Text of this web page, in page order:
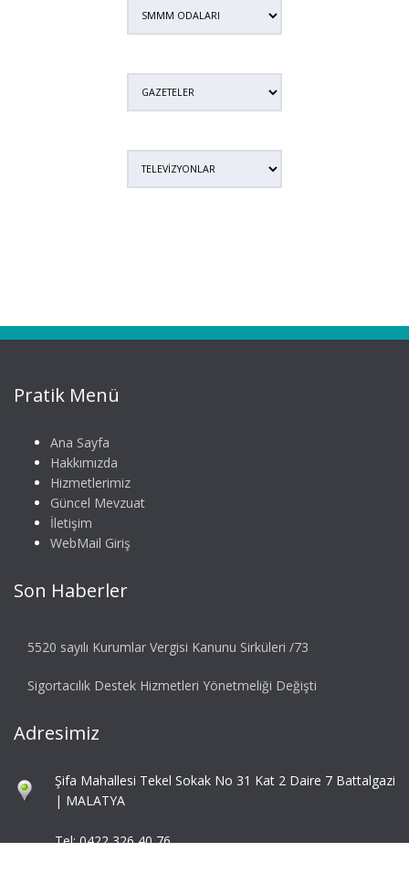
Pratik Menü
Ana Sayfa
Hakkımızda
Hizmetlerimiz
Güncel Mevzuat
İletişim
WebMail Giriş
Son Haberler
5520 sayılı Kurumlar Vergisi Kanunu Sirküleri /73
Sigortacılık Destek Hizmetleri Yönetmeliği Değişti
Adresimiz
Şifa Mahallesi Tekel Sokak No 31 Kat 2 Daire 7 Battalgazi
| MALATYA
Tel: 0422 326 40 76